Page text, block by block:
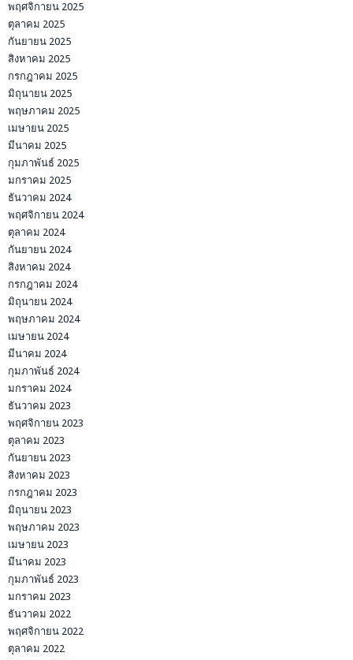
พฤศจิกายน 2025
ตุลาคม 2025
กันยายน 2025
สิงหาคม 2025
กรกฎาคม 2025
มิถุนายน 2025
พฤษภาคม 2025
เมษายน 2025
มีนาคม 2025
กุมภาพันธ์ 2025
มกราคม 2025
ธันวาคม 2024
พฤศจิกายน 2024
ตุลาคม 2024
กันยายน 2024
สิงหาคม 2024
กรกฎาคม 2024
มิถุนายน 2024
พฤษภาคม 2024
เมษายน 2024
มีนาคม 2024
กุมภาพันธ์ 2024
มกราคม 2024
ธันวาคม 2023
พฤศจิกายน 2023
ตุลาคม 2023
กันยายน 2023
สิงหาคม 2023
กรกฎาคม 2023
มิถุนายน 2023
พฤษภาคม 2023
เมษายน 2023
มีนาคม 2023
กุมภาพันธ์ 2023
มกราคม 2023
ธันวาคม 2022
พฤศจิกายน 2022
ตุลาคม 2022